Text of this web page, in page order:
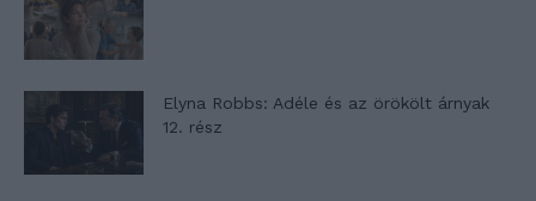
Elyna Robbs: Adéle és az örökölt árnyak
12. rész